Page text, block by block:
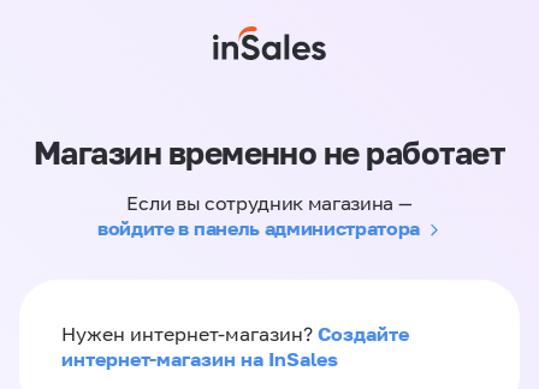
Магазин временно не работает
Если вы сотрудник магазина —
войдите в панель администратора
Нужен интернет-магазин? Создайте
интернет-магазин на InSales